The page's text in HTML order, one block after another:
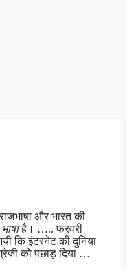
और भारत की
भाषाहै। ….. फरवरी
कि इंटरनेट की दुनिया
को पछाड़ दिया …